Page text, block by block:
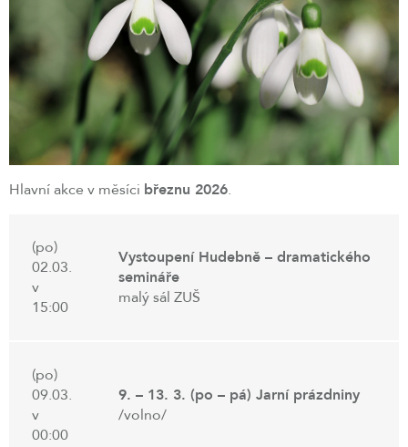
Hlavní akce v měsíci březnu 2026.
(po)
02.03.
v
15:00
Vystoupení Hudebně – dramatického
semináře
malý sál ZUŠ
(po)
09.03.
v
00:00
9. – 13. 3. (po – pá) Jarní prázdniny
/volno/